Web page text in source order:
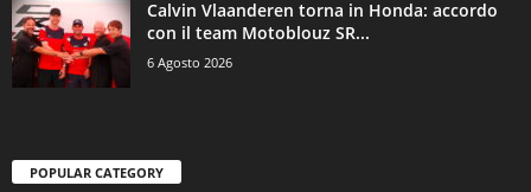
Calvin Vlaanderen torna in Honda: accordo
con il team Motoblouz SR...
6 Agosto 2026
POPULAR CATEGORY